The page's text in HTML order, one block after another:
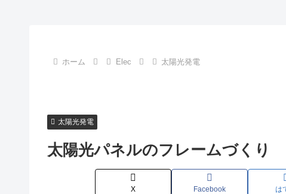
ホーム Elec 太陽光発電
太陽光発電
太陽光パネルのフレームづくり
X Facebook は